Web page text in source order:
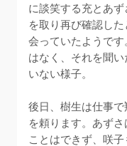
に談笑する充とあ
を取り再び確認し
会っていたようで
はなく、それを聞
いない様子。
後日、樹生は仕事
を頼ります。あず
ことはできず、咲